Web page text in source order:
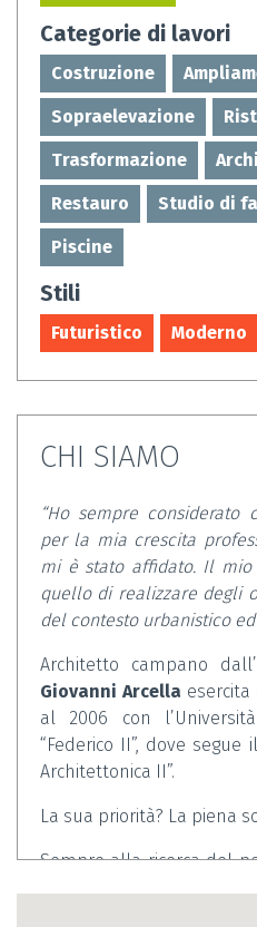
Categorie di lavori
Costruzione
Sopraelevazione
Trasformazione
Restauro Studio di
Piscine
Stili
Futuristico Moderno
CHI SIAMO
“Ho sempre considerato
per la mia crescita
mi è stato affidato. Il
quello di realizzare degli
del contesto urbanistico
Architetto campano
Giovanni Arcella esercita
al 2006 con
“Federico II”, dove segue il
Architettonica II”.
La sua priorità? La piena
Sempre alla ricerca del